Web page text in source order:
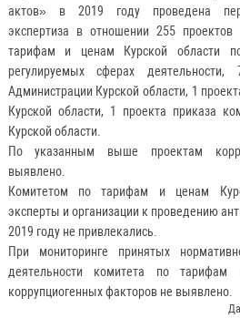
актов» в 2019 году проведена
экспертиза в отношении 255 проектов
тарифам и ценам Курской области
регулируемых сферах деятельности,
Администрации Курской области, 1
Курской области, 1 проекта приказа
Курской области.
По указанным выше проектам
выявлено.
Комитетом по тарифам и ценам
эксперты и организации к проведению
2019 году не привлекались.
При мониторинге принятых
деятельности комитета по
коррупциогенных факторов не выявлено.